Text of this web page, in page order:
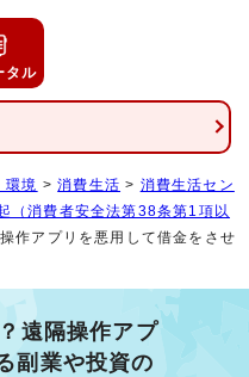
タル
環境 >消費生活 > 消費生活セン
（消費者安全法第38条第1項以
作アプリを悪用して借金をさせ
遠隔操作アプ
副業や投資の